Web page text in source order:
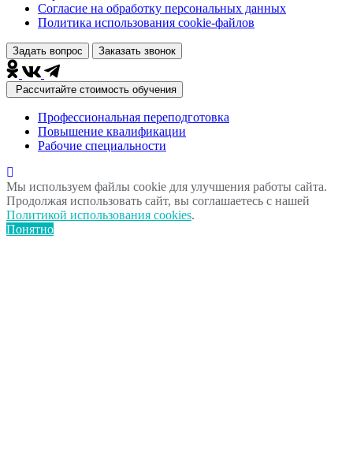
Согласие на обработку персональных данных
Политика использования сookie-файлов
Задать вопрос Заказать звонок
Рассчитайте стоимость обучения
Профессиональная переподготовка
Повышение квалификации
Рабочие специальности
Мы используем файлы cookie для улучшения работы сайта.
Продолжая использовать сайт, вы соглашаетесь с нашей
Политикой использования cookies.
Понятно